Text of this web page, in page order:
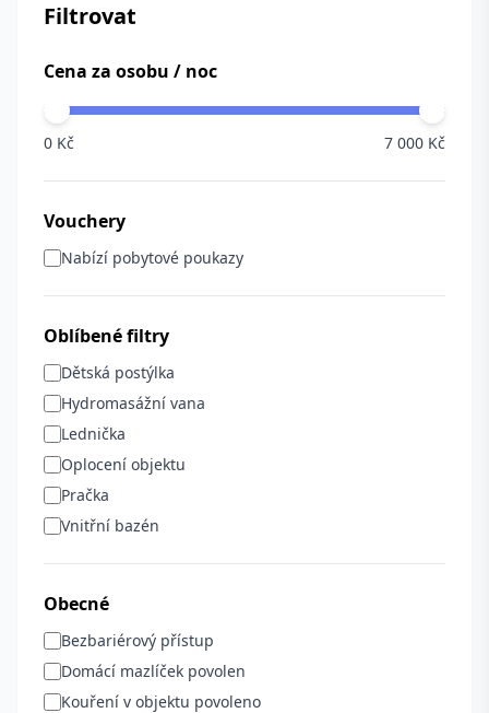
Filtrovat
Cena za osobu / noc
0 Kč 7 000 Kč
Vouchery
Nabízí pobytové poukazy
Oblíbené filtry
Dětská postýlka
Hydromasážní vana
Lednička
Oplocení objektu
Pračka
Vnitřní bazén
Obecné
Bezbariérový přístup
Domácí mazlíček povolen
Kouření v objektu povoleno